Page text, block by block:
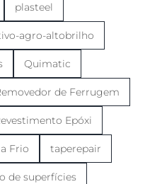
plasteel
agro-altobrilho
Quimatic
de Ferrugem
Epóxi
Frio taperepair
de superfícies